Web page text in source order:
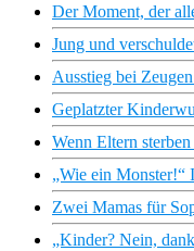
Der Moment, der
Jung und
Ausstieg bei
Geplatzter
Wenn Eltern
„Wie ein Monster!“
Zwei Mamas für
„Kinder? Nein,